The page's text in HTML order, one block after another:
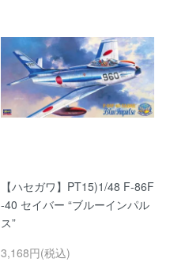
【ハセガワ】PT15)1/48 F-86F
-40 セイバー “ブルーインパル
ス”
3,168円(税込)